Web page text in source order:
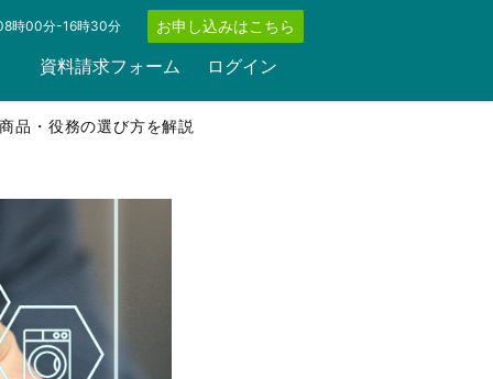
時00分-16時30分 お申し込みはこちら
資料請求フォーム ログイン
品・役務の選び方を解説